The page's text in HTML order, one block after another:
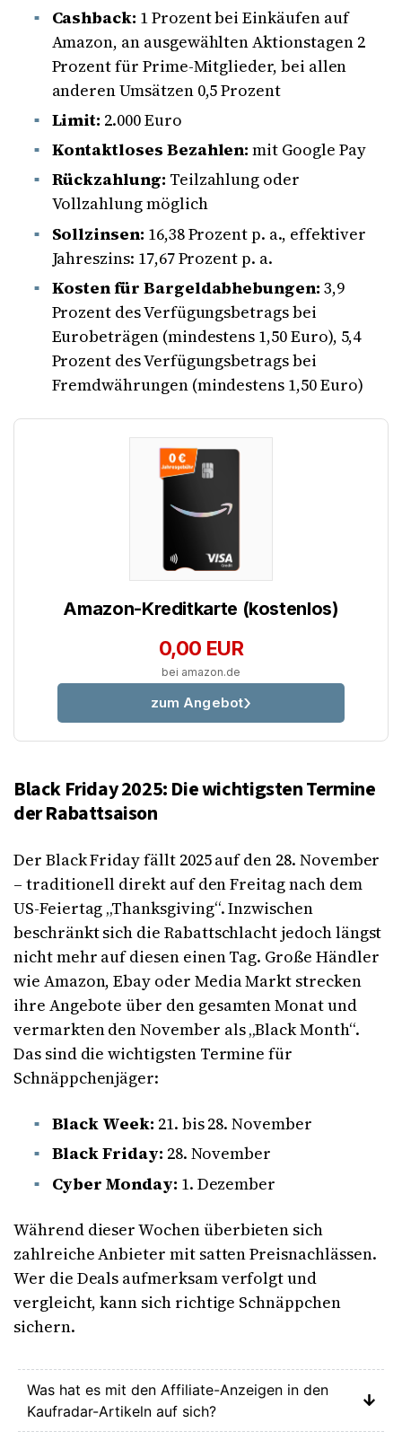
Cashback: 1 Prozent bei Einkäufen auf
Amazon, an ausgewählten Aktionstagen 2
Prozent für Prime-Mitglieder, bei allen
anderen Umsätzen 0,5 Prozent
Limit: 2.000 Euro
Kontaktloses Bezahlen: mit Google Pay
Rückzahlung: Teilzahlung oder
Vollzahlung möglich
Sollzinsen: 16,38 Prozent p. a., effektiver
Jahreszins: 17,67 Prozent p. a.
Kosten für Bargeldabhebungen: 3,9
Prozent des Verfügungsbetrags bei
Eurobeträgen (mindestens 1,50 Euro), 5,4
Prozent des Verfügungsbetrags bei
Fremdwährungen (mindestens 1,50 Euro)
Amazon-Kreditkarte (kostenlos)
0,00 EUR
bei amazon.de
zum Angebot
Black Friday 2025: Die wichtigsten Termine
der Rabattsaison
Der Black Friday fällt 2025 auf den 28. November
– traditionell direkt auf den Freitag nach dem
US-Feiertag „Thanksgiving“. Inzwischen
beschränkt sich die Rabattschlacht jedoch längst
nicht mehr auf diesen einen Tag. Große Händler
wie Amazon, Ebay oder Media Markt strecken
ihre Angebote über den gesamten Monat und
vermarkten den November als „Black Month“.
Das sind die wichtigsten Termine für
Schnäppchenjäger:
Black Week: 21. bis 28. November
Black Friday: 28. November
Cyber Monday: 1. Dezember
Während dieser Wochen überbieten sich
zahlreiche Anbieter mit satten Preisnachlässen.
Wer die Deals aufmerksam verfolgt und
vergleicht, kann sich richtige Schnäppchen
sichern.
Was hat es mit den Affiliate-Anzeigen in den
Kaufradar-Artikeln auf sich?